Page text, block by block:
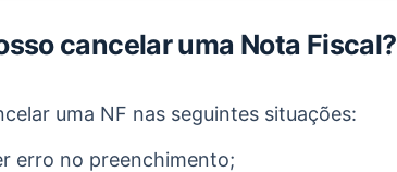
cancelar uma Nota Fiscal?
uma NF nas seguintes situações:
erro no preenchimento;